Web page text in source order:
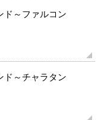
ド～ファルコン
ド～チャラタン